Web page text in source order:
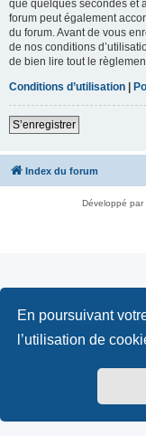
En poursuivant
l’utilisation de
que quelques secondes et
forum peut également
du forum. Avant de vous
de nos conditions
de bien lire tout le
Conditions d’utilisation |
S’enregistrer
Index du forum
Développé par